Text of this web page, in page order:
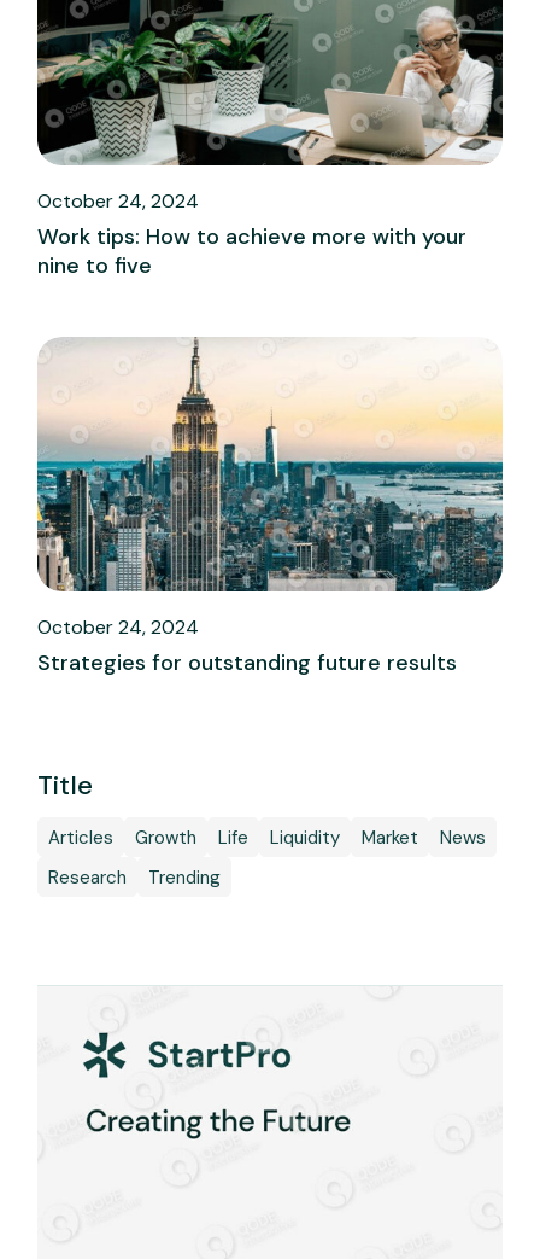
October 24, 2024
Work tips: How to achieve more with your
nine to five
October 24, 2024
Strategies for outstanding future results
Title
Articles Growth Life Liquidity Market
News
Research
Trending